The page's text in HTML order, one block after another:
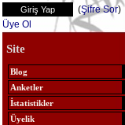
(Şifre Sor)
Üye Ol
Site
Blog
Anketler
İstatistikler
Üyelik